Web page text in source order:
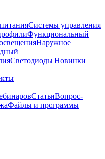
Системы управления
Функциональный
Наружное
Светодиоды Новинки
СтатьиВопрос-
Файлы и программы